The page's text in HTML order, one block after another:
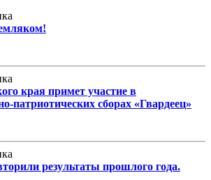
края примет участие в
патриотических сборах «Гвардеец»
результаты прошлого года.